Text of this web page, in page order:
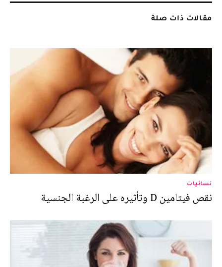
مقالات ذات صلة
نسائيات
نقص فيتامين D وتأثيره على الرغبة الجنسية